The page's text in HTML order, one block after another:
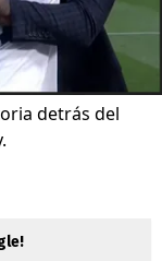
detrás del